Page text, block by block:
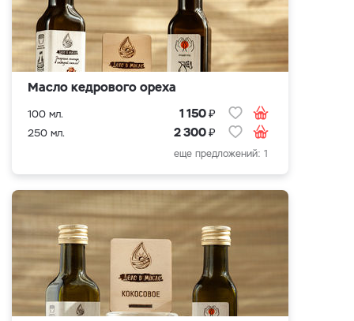
Масло кедрового ореха
100 мл. 1 150₽
250 мл. 2 300₽
еще предложений: 1